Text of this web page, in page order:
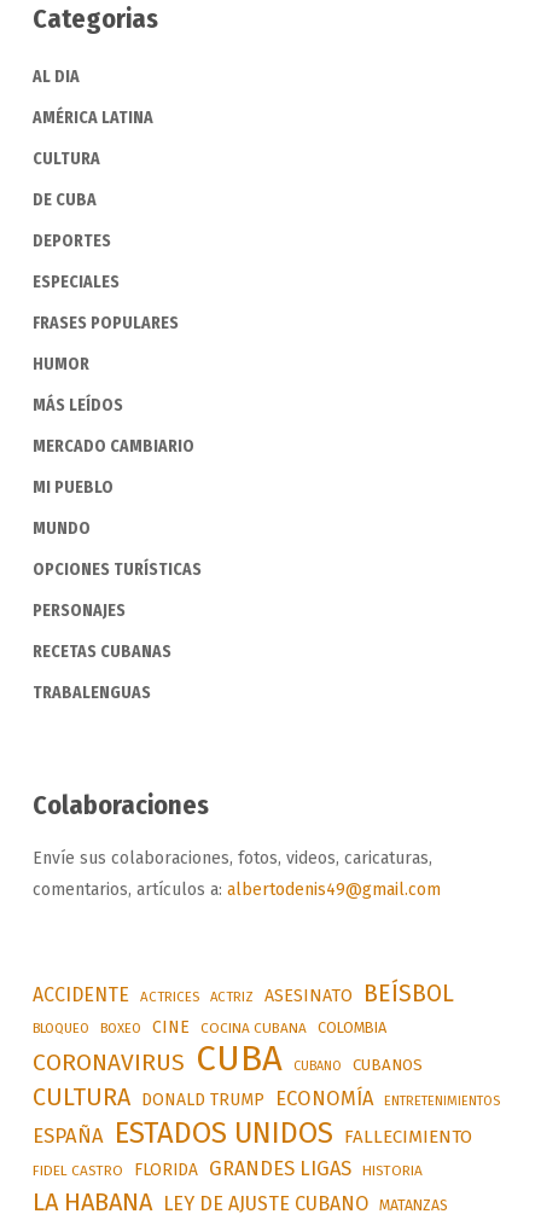
Categorias
AL DIA
AMÉRICA LATINA
CULTURA
DE CUBA
DEPORTES
ESPECIALES
FRASES POPULARES
HUMOR
MÁS LEÍDOS
MERCADO CAMBIARIO
MI PUEBLO
MUNDO
OPCIONES TURÍSTICAS
PERSONAJES
RECETAS CUBANAS
TRABALENGUAS
Colaboraciones
Envíe sus colaboraciones, fotos, videos, caricaturas,
comentarios, artículos a: albertodenis49@gmail.com
ACCIDENTE ACTRICES ACTRIZ ASESINATO BEÍSBOL
BLOQUEO BOXEO CINE COCINA CUBANA COLOMBIA
CORONAVIRUS CUBA CUBANO CUBANOS
CULTURA DONALD TRUMP ECONOMÍA ENTRETENIMIENTOS
ESPAÑA ESTADOS UNIDOS FALLECIMIENTO
FIDEL CASTRO FLORIDA GRANDES LIGAS HISTORIA
LA HABANA LEY DE AJUSTE CUBANO MATANZAS